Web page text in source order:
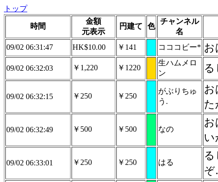
トップ
時間
金額
元表示
円建て 色
チャンネル
名
09/02 06:31:47
HK$10.00 ￥141 コココビー* お
09/02 06:32:03 ￥1,220 ￥1220
生ハムメロ
ン
09/02 06:32:15 ￥250 ￥250
がぶりちゅ
う.
お
09/02 06:32:49 ￥500 ￥500 なの
お
い
09/02 06:33:01 ￥250 ￥250 はる